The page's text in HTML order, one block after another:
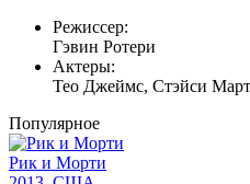
Режиссер:
Гэвин Ротери
Актеры:
Тео Джеймс, Стэйси
Популярное
Рик и Морти